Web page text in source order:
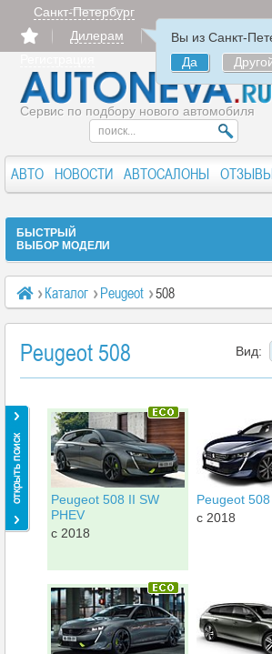
Санкт-Петербург
Вы из Санкт-
Да
Дилерам Продать
Сервис по подбору нового автомобиля
АВТО НОВОСТИ АВТОСАЛОНЫ
БЫСТРЫЙ
ВЫБОР МОДЕЛИ
Каталог Peugeot 508
Вид:
Peugeot 508
Peugeot 508 II SW
PHEV
c 2018
Peugeot 508
c 2018